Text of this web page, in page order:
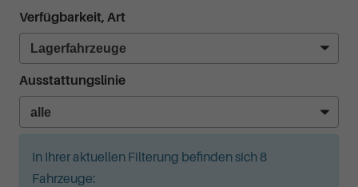
Verfügbarkeit, Art
Ausstattungslinie
In Ihrer aktuellen Filterung befinden sich 8
Fahrzeuge: